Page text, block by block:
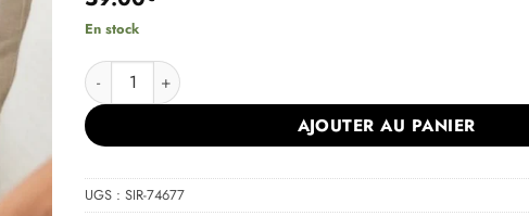
En stock
quantité de Plaid Queue de Sirène Bleu Atlanta
AJOUTER AU PANIER
UGS : SIR-74677